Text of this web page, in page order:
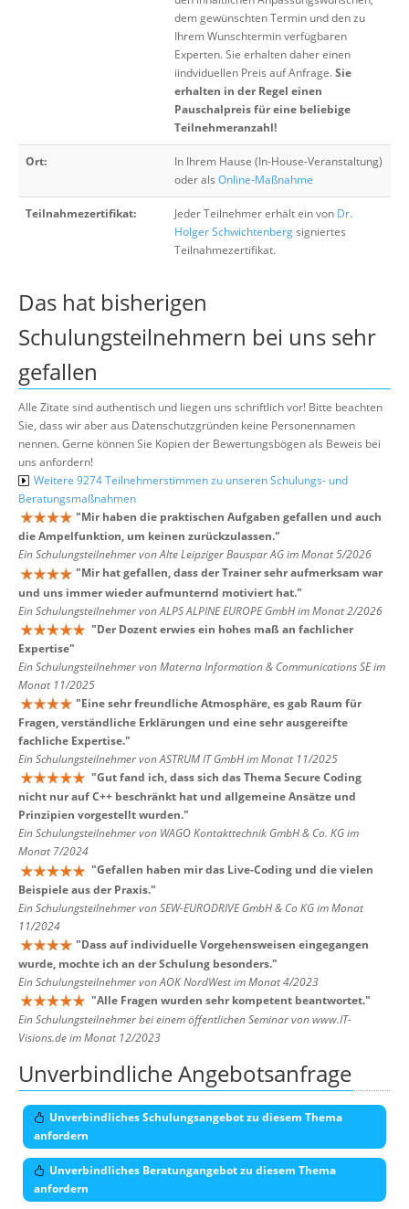
dem gewünschten Termin und den zu
Ihrem Wunschtermin verfügbaren
Experten. Sie erhalten daher einen
iindviduellen Preis auf Anfrage.Sie
erhalten in der Regel einen
Pauschalpreis für eine beliebige
Teilnehmeranzahl!
Ort:
In Ihrem Hause (In-House-Veranstaltung)
oder als Online-Maßnahme
Teilnahmezertifikat: Jeder Teilnehmer erhält ein von Dr.
Holger Schwichtenbergsigniertes
Teilnahmezertifikat.
Das hat bisherigen
Schulungsteilnehmern bei uns sehr
gefallen
Alle Zitate sind authentisch und liegen uns schriftlich vor! Bitte beachten
Sie, dass wir aber aus Datenschutzgründen keine Personennamen
nennen. Gerne können Sie Kopien der Bewertungsbögen als Beweis bei
uns anfordern!
Weitere 9274 Teilnehmerstimmen zu unseren Schulungs- und
Beratungsmaßnahmen
"Mir haben die praktischen Aufgaben gefallen und auch
die Ampelfunktion, um keinen zurückzulassen."
Ein Schulungsteilnehmer von Alte Leipziger Bauspar AG im Monat 5/2026
"Mir hat gefallen, dass der Trainer sehr aufmerksam war
und uns immer wieder aufmunternd motiviert hat."
Ein Schulungsteilnehmer von ALPS ALPINE EUROPE GmbH im Monat 2/2026
"Der Dozent erwies ein hohes maß an fachlicher
Expertise"
Ein Schulungsteilnehmer von Materna Information & Communications SE im
Monat 11/2025
"Eine sehr freundliche Atmosphäre, es gab Raum für
Fragen, verständliche Erklärungen und eine sehr ausgereifte
fachliche Expertise."
Ein Schulungsteilnehmer von ASTRUM IT GmbH im Monat 11/2025
"Gut fand ich, dass sich das Thema Secure Coding
nicht nur auf C++ beschränkt hat und allgemeine Ansätze und
Prinzipien vorgestellt wurden."
Ein Schulungsteilnehmer von WAGO Kontakttechnik GmbH & Co. KG im
Monat 7/2024
"Gefallen haben mir das Live-Coding und die vielen
Beispiele aus der Praxis."
Ein Schulungsteilnehmer von SEW-EURODRIVE GmbH & Co KG im Monat
11/2024
"Dass auf individuelle Vorgehensweisen eingegangen
wurde, mochte ich an der Schulung besonders."
Ein Schulungsteilnehmer von AOK NordWest im Monat 4/2023
"Alle Fragen wurden sehr kompetent beantwortet."
Ein Schulungsteilnehmer bei einem öffentlichen Seminar von www.IT-
Visions.de im Monat 12/2023
Unverbindliche Angebotsanfrage
Unverbindliches Schulungsangebot zu diesem Thema
anfordern
Unverbindliches Beratungangebot zu diesem Thema
anfordern